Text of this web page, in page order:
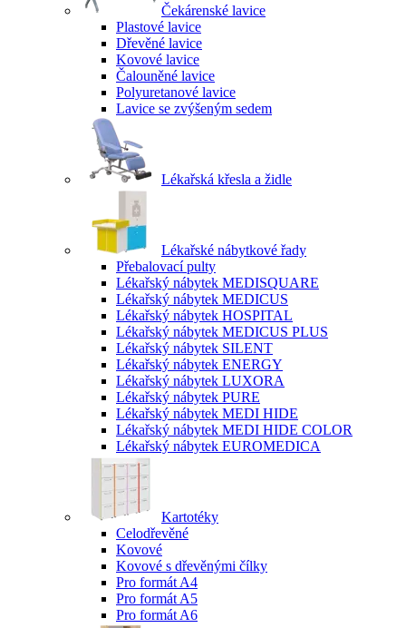
Čekárenské lavice
Plastové lavice
Dřevěné lavice
Kovové lavice
Čalouněné lavice
Polyuretanové lavice
Lavice se zvýšeným sedem
Lékařská křesla a židle
Lékařské nábytkové řady
Přebalovací pulty
Lékařský nábytek MEDISQUARE
Lékařský nábytek MEDICUS
Lékařský nábytek HOSPITAL
Lékařský nábytek MEDICUS PLUS
Lékařský nábytek SILENT
Lékařský nábytek ENERGY
Lékařský nábytek LUXORA
Lékařský nábytek PURE
Lékařský nábytek MEDI HIDE
Lékařský nábytek MEDI HIDE COLOR
Lékařský nábytek EUROMEDICA
Kartotéky
Celodřevěné
Kovové
Kovové s dřevěnými čílky
Pro formát A4
Pro formát A5
Pro formát A6